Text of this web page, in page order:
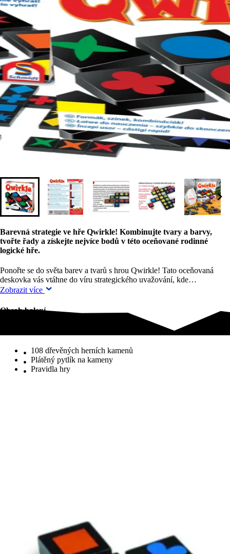
Barevná strategie ve hře Qwirkle! Kombinujte tvary a barvy,
tvořte řady a získejte nejvíce bodů v této oceňované rodinné
logické hře.
Ponořte se do světa barev a tvarů s hrou Qwirkle! Tato oceňovaná
deskovka vás vtáhne do víru strategického uvažování, kde…
Zobrazit více
Obsah balení
108 dřevěných herních kamenů
Plátěný pytlík na kameny
Pravidla hry